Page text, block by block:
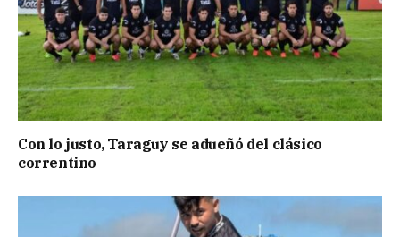
Con lo justo, Taraguy se adueñó del clásico
correntino